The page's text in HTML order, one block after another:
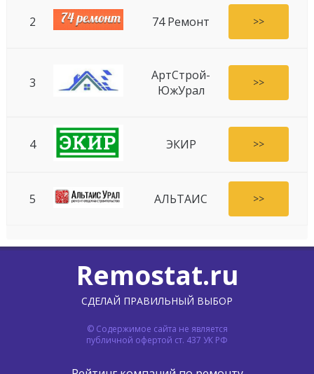
2 74 Ремонт >>
3
АртСтрой-
ЮжУрал
>>
4 ЭКИР >>
5 АЛЬТАИС >>
Remostat.ru
СДЕЛАЙ ПРАВИЛЬНЫЙ ВЫБОР
© Содержимое сайта не является
публичной офертой ст. 437 УК РФ